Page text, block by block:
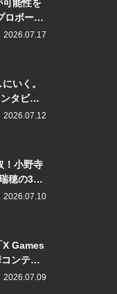
可能性を
ロボート
体現する
2026.07.17
いく。
タビュ
2026.07.12
！小野寺
穂の3メ
レイバッ
2026.07.10
X Games
ンテン
2026.07.09